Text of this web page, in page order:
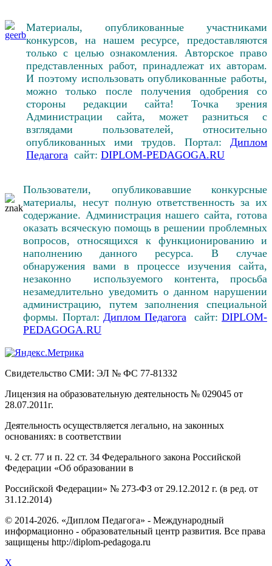
Материалы, опубликованные участниками
конкурсов, на нашем ресурсе, предоставляются
только с целью ознакомления. Авторское право
представленных работ, принадлежат их авторам.
И поэтому использовать опубликованные работы,
можно только после получения одобрения со
стороны редакции сайта! Точка зрения
Администрации сайта, может разниться с
взглядами пользователей, относительно
опубликованных ими трудов. Портал: Диплом
Педагога сайт: DIPLOM-PEDAGOGA.RU
Пользователи, опубликовавшие конкурсные
материалы, несут полную ответственность за их
содержание. Администрация нашего сайта, готова
оказать всяческую помощь в решении проблемных
вопросов, относящихся к функционированию и
наполнению данного ресурса. В случае
обнаружения вами в процессе изучения сайта,
незаконно используемого контента, просьба
незамедлительно уведомить о данном нарушении
администрацию, путем заполнения специальной
формы. Портал: Диплом Педагогасайт: DIPLOM-
PEDAGOGA.RU
Свидетельство СМИ: ЭЛ № ФС 77-81332
Лицензия на образовательную деятельность № 029045 от
28.07.2011г.
Деятельность осуществляется легально, на законных
основаниях: в соответствии
ч. 2 ст. 77 и п. 22 ст. 34 Федерального закона Российской
Федерации «Об образовании в
Российской Федерации» № 273-ФЗ от 29.12.2012 г. (в ред. от
31.12.2014)
© 2014-2026. «Диплом Педагога» - Международный
информационно - образовательный центр развития. Все права
защищены http://diplom-pedagoga.ru
X